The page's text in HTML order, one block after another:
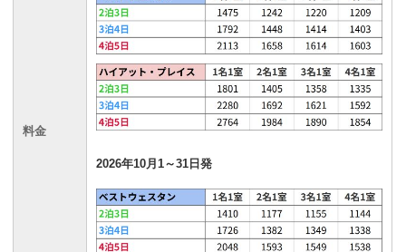
料金
2026年10月1～31日発